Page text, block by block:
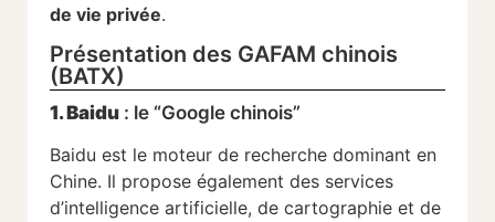
de vie privée.
Présentation des GAFAM chinois
(BATX)
1. Baidu : le “Google chinois”
Baidu est le moteur de recherche dominant en
Chine. Il propose également des services
d’intelligence artificielle, de cartographie et de